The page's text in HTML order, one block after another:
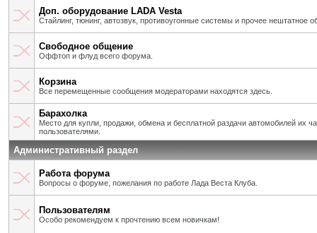
Доп. оборудование LADA Vesta
Стайлинг, тюнинг, автозвук, противоугонные системы и прочее нештатное
Свободное общение
Оффтоп и флуд всего форума.
Корзина
Все перемещенные сообщения модераторами находятся здесь.
Барахолка
Место для купли, продажи, обмена и бесплатной раздачи автомобилей их
пользователями.
Административный раздел
Работа форума
Вопросы о форуме, пожелания по работе Лада Веста Клуба.
Пользователям
Особо рекомендуем к прочтению всем новичкам!